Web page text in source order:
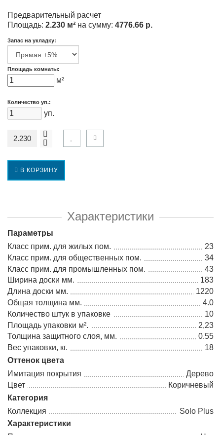
Предварительный расчет
Площадь: 2.230 м² на сумму: 4776.66 р.
Запас на укладку:
Площадь комнаты:
м²
Количество уп.:
уп.
В КОРЗИНУ
Характеристики
Параметры
Класс прим. для жилых пом.
23
Класс прим. для общественных пом.
34
Класс прим. для промышленных пом.
43
Ширина доски мм.
183
Длина доски мм.
1220
Общая толщина мм.
4.0
Количество штук в упаковке
10
Площадь упаковки м².
2,23
Толщина защитного слоя, мм.
0.55
Вес упаковки, кг.
18
Оттенок цвета
Имитация покрытия
Дерево
Цвет
Коричневый
Категория
Коллекция
Solo Plus
Характеристики